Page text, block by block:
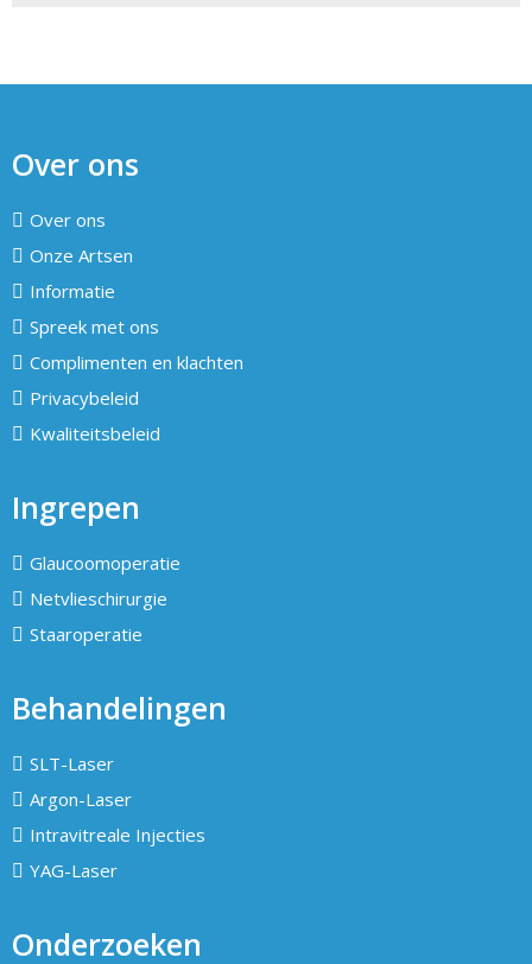
Over ons
Over ons
Onze Artsen
Informatie
Spreek met ons
Complimenten en klachten
Privacybeleid
Kwaliteitsbeleid
Ingrepen
Glaucoomoperatie
Netvlieschirurgie
Staaroperatie
Behandelingen
SLT-Laser
Argon-Laser
Intravitreale Injecties
YAG-Laser
Onderzoeken